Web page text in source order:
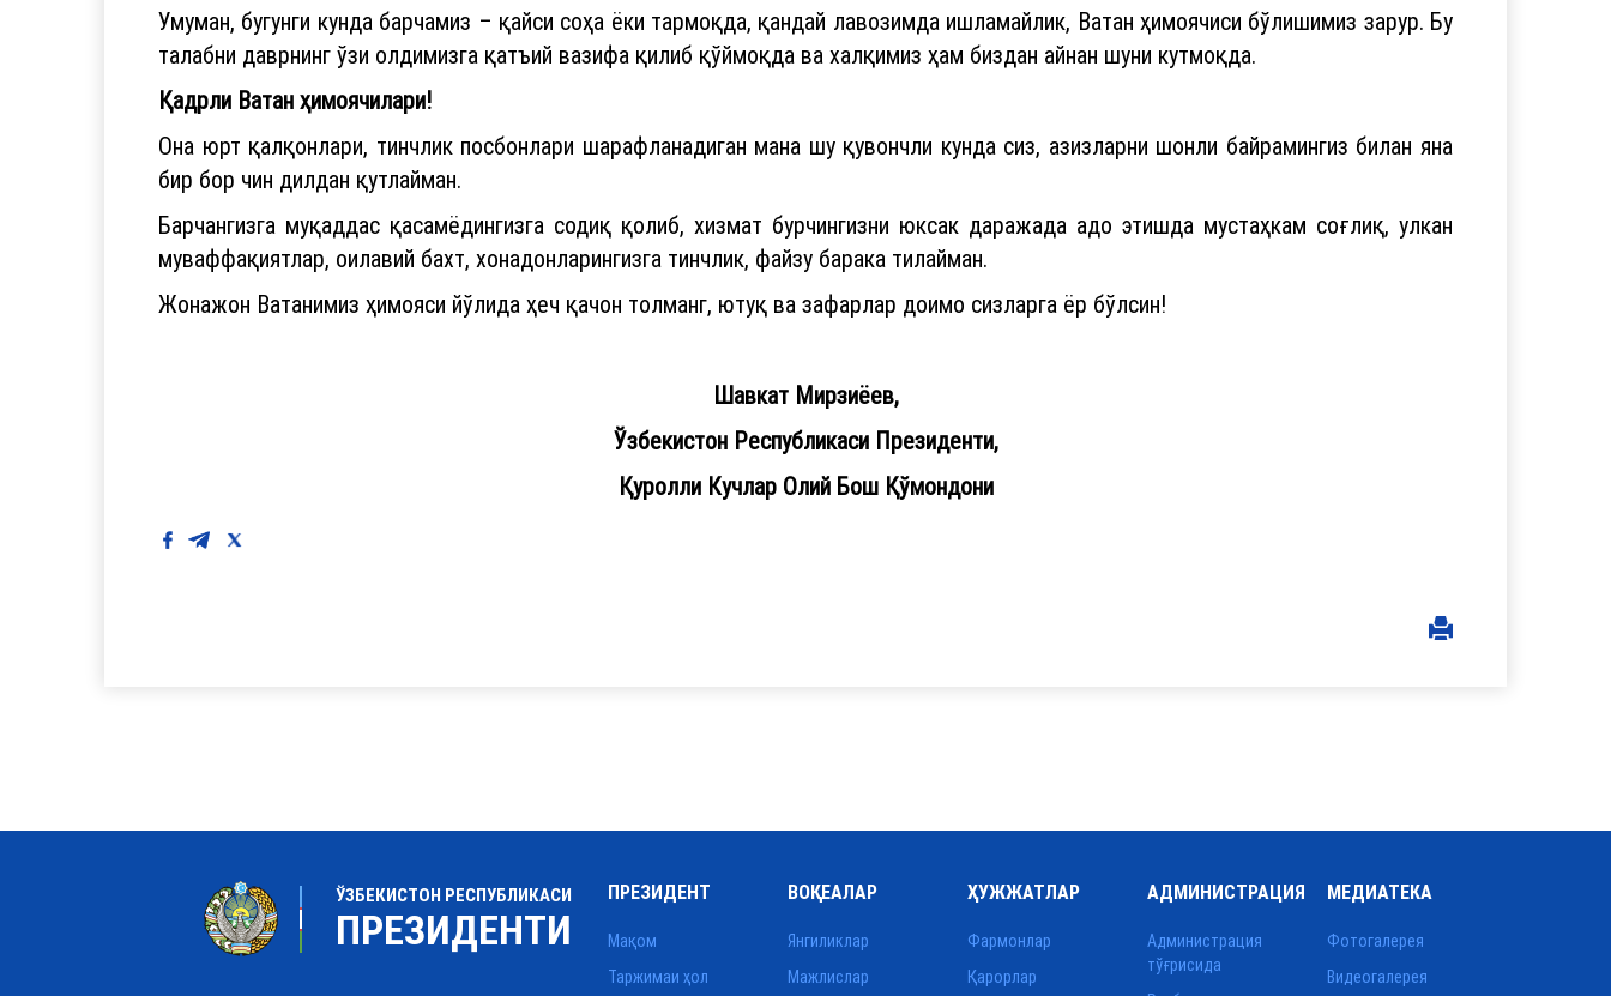
Умуман, бугунги кунда барчамиз – қайси соҳа ёки тармоқда, қандай лавозимда ишламайлик, Ватан ҳимоячиси бўлишимиз зарур. Бу
талабни даврнинг ўзи олдимизга қатъий вазифа қилиб қўймоқда ва халқимиз ҳам биздан айнан шуни кутмоқда.
Қадрли Ватан ҳимоячилари!
Она юрт қалқонлари, тинчлик посбонлари шарафланадиган мана шу қувончли кунда сиз, азизларни шонли байрамингиз билан яна
бир бор чин дилдан қутлайман.
Барчангизга муқаддас қасамёдингизга содиқ қолиб, хизмат бурчингизни юксак даражада адо этишда мустаҳкам соғлиқ, улкан
муваффақиятлар, оилавий бахт, хонадонларингизга тинчлик, файзу барака тилайман.
Жонажон Ватанимиз ҳимояси йўлида ҳеч қачон толманг, ютуқ ва зафарлар доимо сизларга ёр бўлсин!
Шавкат Мирзиёев,
Ўзбекистон Республикаси Президенти,
Қуролли Кучлар Олий Бош Қўмондони
ЎЗБЕКИСТОН РЕСПУБЛИКАСИ
ПРЕЗИДЕНТИ
ПРЕЗИДЕНТ
Мақом
Таржимаи ҳол
ВОҚЕАЛАР
Янгиликлар
Мажлислар
ҲУЖЖАТЛАР
Фармонлар
Қарорлар
АДМИНИСТРАЦИЯ
Администрация
тўғрисида
МЕДИАТЕКА
Фотогалерея
Видеогалерея